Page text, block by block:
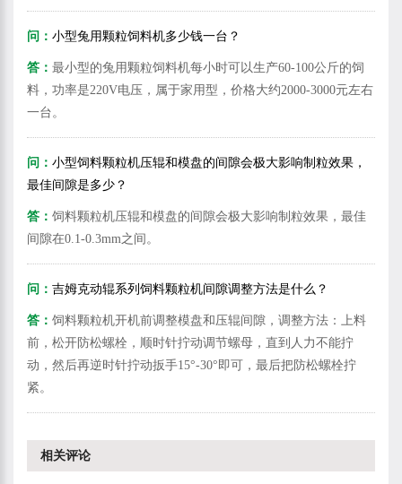
问： 小型兔用颗粒饲料机多少钱一台？
答： 最小型的兔用颗粒饲料机每小时可以生产60-100公斤的饲
料，功率是220V电压，属于家用型，价格大约2000-3000元左右
一台。
问： 小型饲料颗粒机压辊和模盘的间隙会极大影响制粒效果，
最佳间隙是多少？
答： 饲料颗粒机压辊和模盘的间隙会极大影响制粒效果，最佳
间隙在0.1-0.3mm之间。
问： 吉姆克动辊系列饲料颗粒机间隙调整方法是什么？
答： 饲料颗粒机开机前调整模盘和压辊间隙，调整方法：上料
前，松开防松螺栓，顺时针拧动调节螺母，直到人力不能拧
动，然后再逆时针拧动扳手15°-30°即可，最后把防松螺栓拧
紧。
相关评论